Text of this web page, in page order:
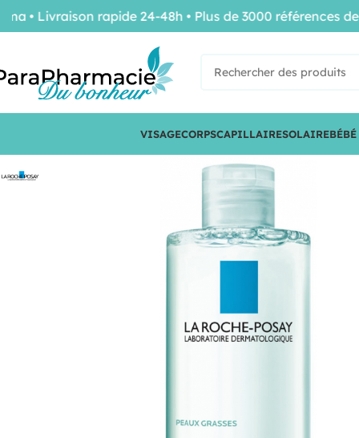
VISAGECORPSCAPILLAIRESOLAIRE
rapide 24-48h • Plus de 3000 références de